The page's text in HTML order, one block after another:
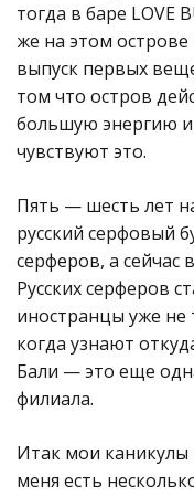
тогда в баре LOVE
же на этом
выпуск первых
том что остров
большую энергию
чувствуют это.
Пять — шесть лет
русский серфовый
серферов, а сейчас
Русских серферов
иностранцы уже не
когда узнают
Бали — это еще
филиала.
Итак мои каникулы
меня есть